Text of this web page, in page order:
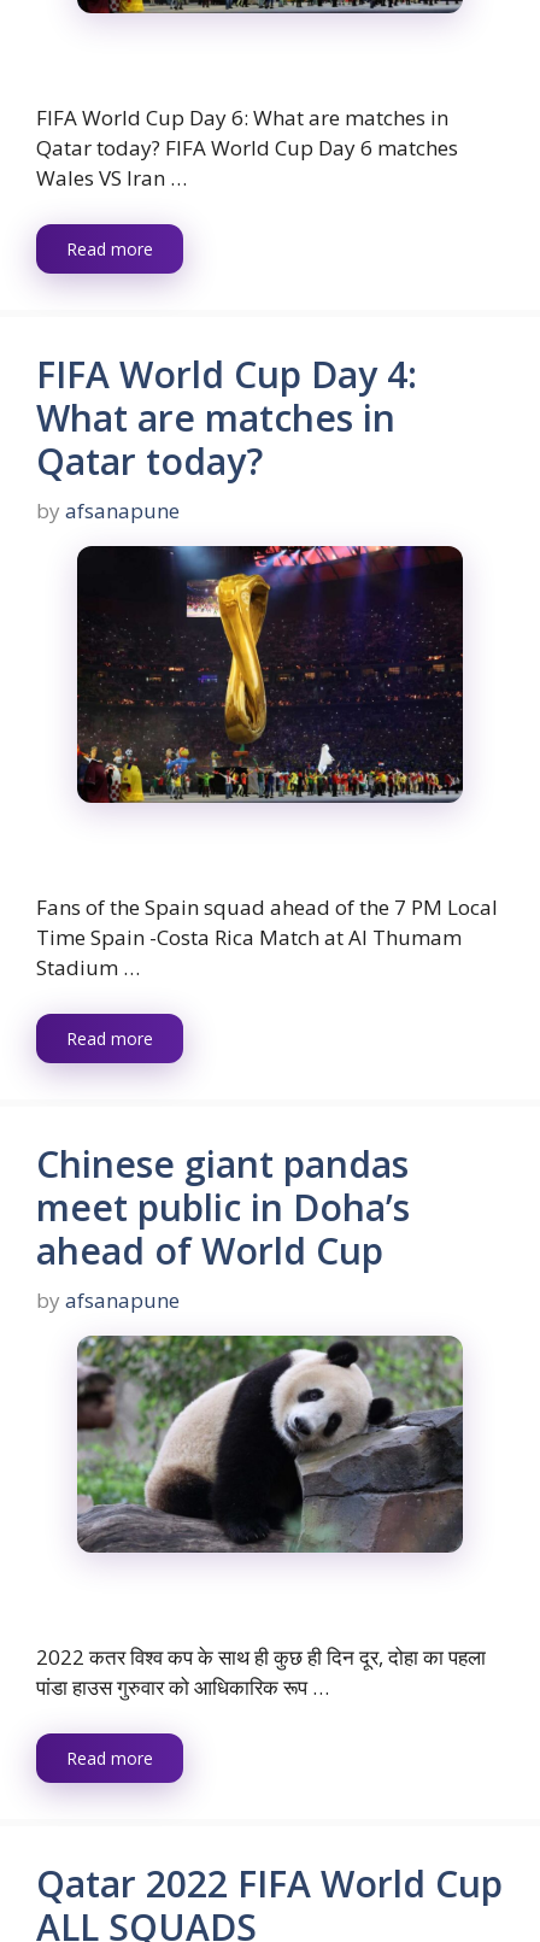
FIFA World Cup Day 6: What are matches in
Qatar today? FIFA World Cup Day 6 matches
Wales VS Iran …
Read more
FIFA World Cup Day 4:
What are matches in
Qatar today?
by afsanapune
Fans of the Spain squad ahead of the 7 PM Local
Time Spain -Costa Rica Match at Al Thumam
Stadium …
Read more
Chinese giant pandas
meet public in Doha’s
ahead of World Cup
by afsanapune
2022 कतर विश्व कप के साथ ही कुछ ही दिन दूर, दोहा का पहला
पांडा हाउस गुरुवार को आधिकारिक रूप …
Read more
Qatar 2022 FIFA World Cup
ALL SQUADS